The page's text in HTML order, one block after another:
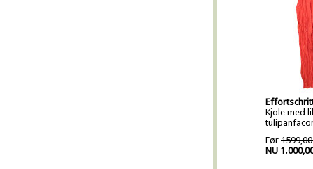
Kjole med
Før 1599,00
NU